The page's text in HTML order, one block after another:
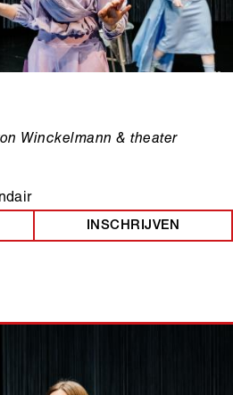
Winckelmann & theater
INSCHRIJVEN